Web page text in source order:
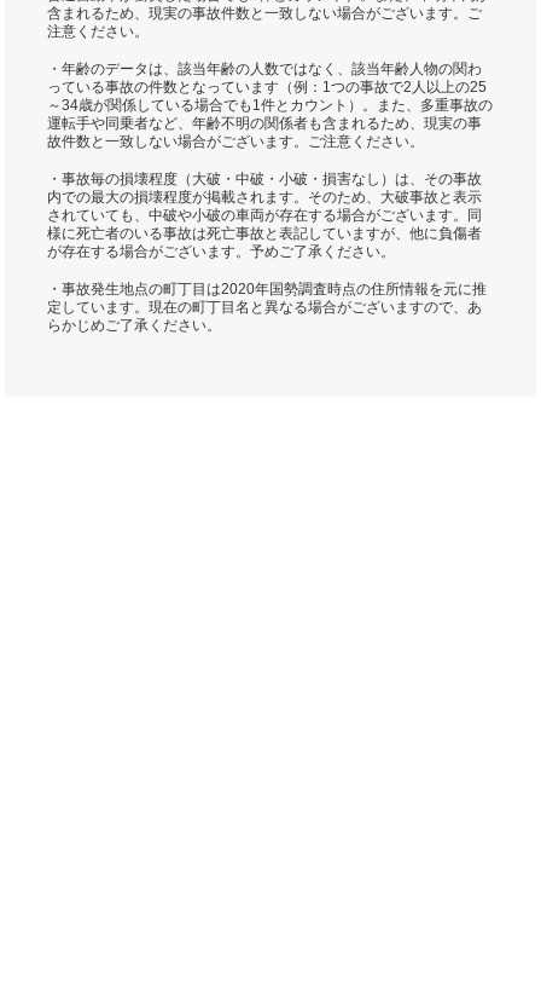
含まれるため、現実の事故件数と一致しない場合がございます。ご
注意ください。
・年齢のデータは、該当年齢の人数ではなく、該当年齢人物の関わ
っている事故の件数となっています（例：1つの事故で2人以上の25
～34歳が関係している場合でも1件とカウント）。また、多重事故の
運転手や同乗者など、年齢不明の関係者も含まれるため、現実の事
故件数と一致しない場合がございます。ご注意ください。
・事故毎の損壊程度（大破・中破・小破・損害なし）は、その事故
内での最大の損壊程度が掲載されます。そのため、大破事故と表示
されていても、中破や小破の車両が存在する場合がございます。同
様に死亡者のいる事故は死亡事故と表記していますが、他に負傷者
が存在する場合がございます。予めご了承ください。
・事故発生地点の町丁目は2020年国勢調査時点の住所情報を元に推
定しています。現在の町丁目名と異なる場合がございますので、あ
らかじめご了承ください。